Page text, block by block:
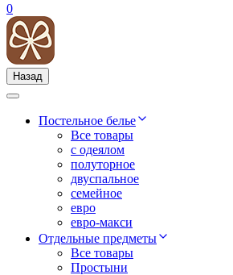
0
Назад
Постельное белье
Все товары
с одеялом
полуторное
двуспальное
семейное
евро
евро-макси
Отдельные предметы
Все товары
Простыни